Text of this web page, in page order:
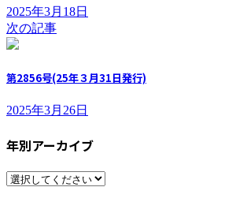
2025年3月18日
次の記事
第2856号(25年３月31日発行)
2025年3月26日
年別アーカイブ